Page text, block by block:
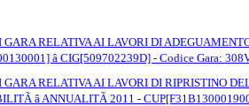
RELATIVA AI LAVORI DI
â CIG[509702239D] - Codice Gara:
RELATIVA AI LAVORI DI RIPRISTINO
â ANNUALITÃ 2011 -